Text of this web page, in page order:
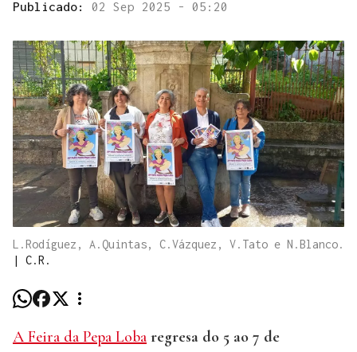
Publicado: 02 Sep 2025 - 05:20
L.Rodíguez, A.Quintas, C.Vázquez, V.Tato e N.Blanco.
| C.R.
A Feira da Pepa Loba regresa do 5 ao 7 de